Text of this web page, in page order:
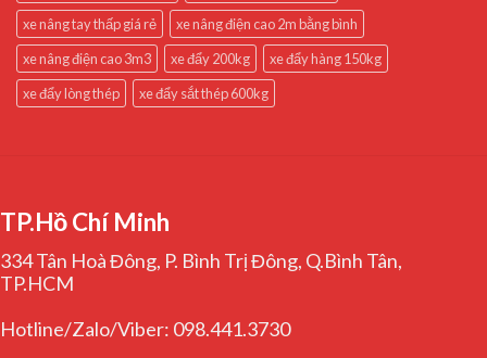
xe nâng tay thấp giá rẻ
xe nâng điện cao 2m bằng bình
xe nâng điện cao 3m3
xe đẩy 200kg
xe đẩy hàng 150kg
xe đẩy lòng thép
xe đẩy sắt thép 600kg
TP.Hồ Chí Minh
334 Tân Hoà Đông, P. Bình Trị Đông, Q.Bình Tân,
TP.HCM
Hotline/Zalo/Viber: 098.441.3730